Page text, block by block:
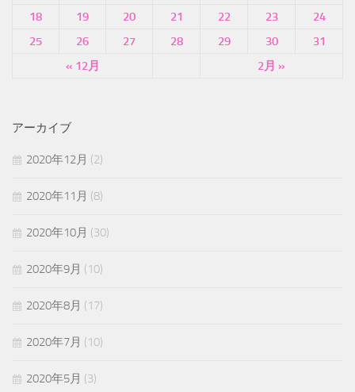
« 12月 2月 »
18
19 20 21 22 23
24
25
26 27 28 29 30 31
アーカイブ
2020年12月 (2)
2020年11月 (8)
2020年10月 (30)
2020年9月 (10)
2020年8月 (17)
2020年7月 (10)
2020年5月 (3)